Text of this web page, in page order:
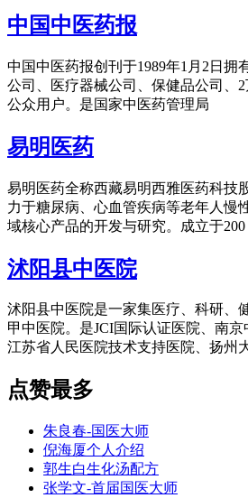
中国中医药报
中国中医药报创刊于1989年1月2日拥
公司、医疗器械公司、保健品公司、
公众用户。是国家中医药管理局
易明医药
易明医药全称西藏易明西雅医药科技
力于糖尿病、心血管疾病等老年人慢
域核心产品的开发与研究。成立于200
沭阳县中医院
沭阳县中医院是一家集医疗、科研、
甲中医院。是JCI国际认证医院、南京
江苏省人民医院技术支持医院、扬州
点赞最多
朱良春-国医大师
倪海厦个人介绍
郭生白生化汤配方
张学文-首届国医大师